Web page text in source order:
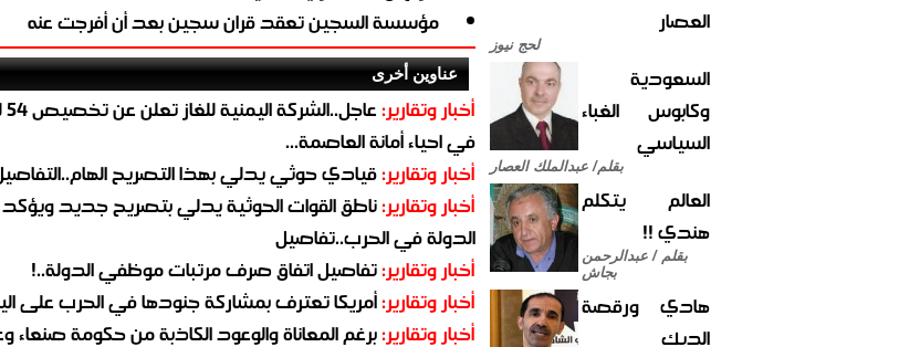
العصار
لحج نيوز
السعودية
وكابوس الغباء
السياسي
بقلم/ عبدالملك العصار
العالم يتكلم
هندي !!
بقلم / عبدالرحمن
بجاش
هادي ورقصة
الديك
مؤسسة السجين تعقد قران سجين بعد أن أفرجت عنه
عناوين أخرى
أخبار وتقارير:
في احياء أمانة العاصمة...
أخبار وتقارير:قيادي حوثي يدلي بهذا التصريح
أخبار وتقارير:ناطق القوات الحوثية يدلي بتصريح جديد
الدولة في الحرب..تفاصيل
أخبار وتقارير:تفاصيل اتفاق صرف مرتبات موظفي الدولة..!
أخبار وتقارير:أمريكا تعترف بمشاركة جنودها في الحرب على
أخبار وتقارير:برغم المعاناة والوعود الكاذبة من حكومة